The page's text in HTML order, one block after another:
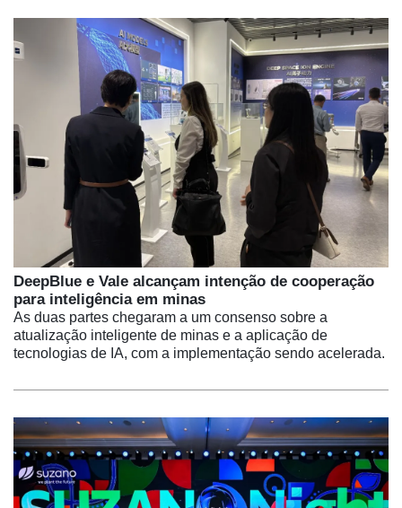
DeepBlue e Vale alcançam intenção de cooperação
para inteligência em minas
As duas partes chegaram a um consenso sobre a
atualização inteligente de minas e a aplicação de
tecnologias de IA, com a implementação sendo acelerada.